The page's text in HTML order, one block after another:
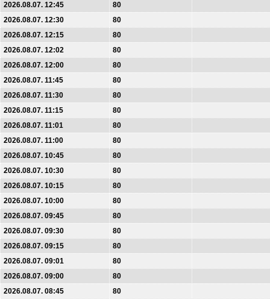
2026.08.07. 12:45
80
2026.08.07. 12:30
80
2026.08.07. 12:15
80
2026.08.07. 12:02
80
2026.08.07. 12:00
80
2026.08.07. 11:45
80
2026.08.07. 11:30
80
2026.08.07. 11:15
80
2026.08.07. 11:01
80
2026.08.07. 11:00
80
2026.08.07. 10:45
80
2026.08.07. 10:30
80
2026.08.07. 10:15
80
2026.08.07. 10:00
80
2026.08.07. 09:45
80
2026.08.07. 09:30
80
2026.08.07. 09:15
80
2026.08.07. 09:01
80
2026.08.07. 09:00
80
2026.08.07. 08:45
80